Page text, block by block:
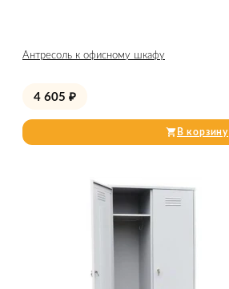
Антресоль к офисному шкафу
4 605 ₽
В корзину